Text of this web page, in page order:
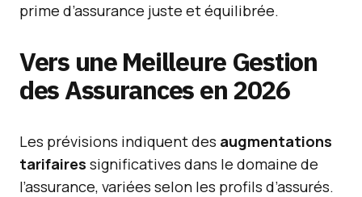
prime d’assurance juste et équilibrée.
Vers une Meilleure Gestion
des Assurances en 2026
Les prévisions indiquent des augmentations
tarifaires significatives dans le domaine de
l’assurance, variées selon les profils d’assurés.